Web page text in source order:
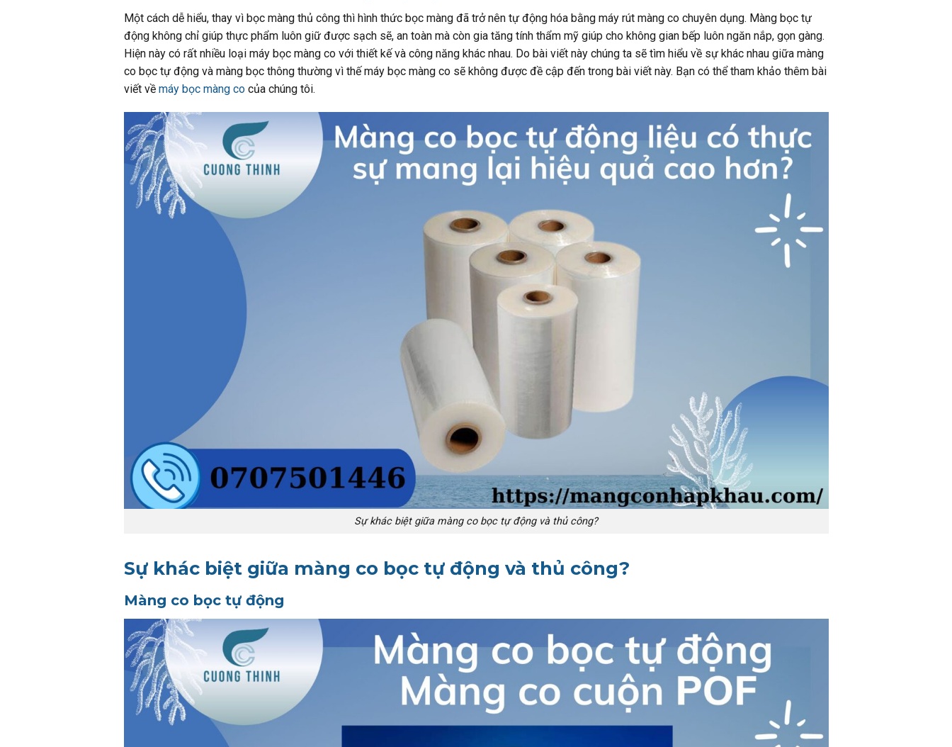
Một cách dễ hiểu, thay vì bọc màng thủ công thì hình thức bọc màng đã trở nên tự động hóa bằng máy rút màng co chuyên dụng. Màng bọc tự
động không chỉ giúp thực phẩm luôn giữ được sạch sẽ, an toàn mà còn gia tăng tính thẩm mỹ giúp cho không gian bếp luôn ngăn nắp, gọn gàng.
Hiện này có rất nhiều loại máy bọc màng co với thiết kế và công năng khác nhau. Do bài viết này chúng ta sẽ tìm hiểu về sự khác nhau giữa màng
co bọc tự động và màng bọc thông thường vì thế máy bọc màng co sẽ không được đề cập đến trong bài viết này. Bạn có thể tham khảo thêm bài
viết về máy bọc màng cocủa chúng tôi.
Sự khác biệt giữa màng co bọc tự động và thủ công?
Sự khác biệt giữa màng co bọc tự động và thủ công?
Màng co bọc tự động